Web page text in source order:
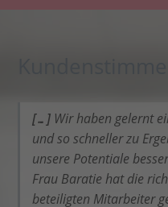
[…] Wir haben gelernt
und so schneller zu
unsere Potentiale
Frau Baratie hat die
beteiligten Mitarbeiter